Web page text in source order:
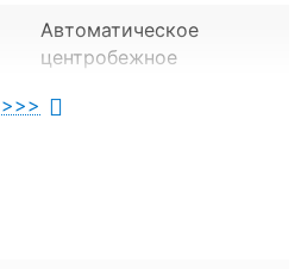
Автоматическое
центробежное